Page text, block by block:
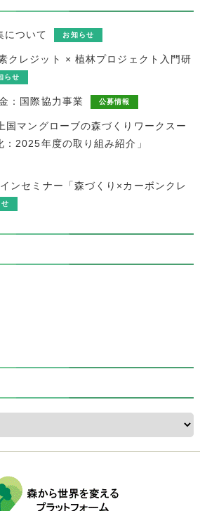
について お知らせ
クレジット × 植林プロジェクト入門研
らせ
：国際協力事業 公募情報
国マングローブの森づくりワークスー
2025年度の取り組み紹介」
ンセミナー「森づくり×カーボンクレ